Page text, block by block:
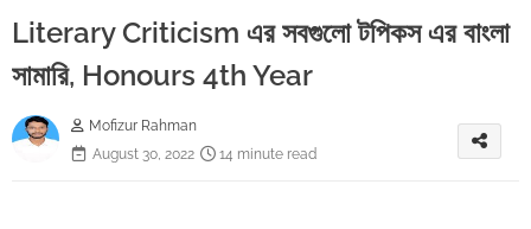
Literary Criticism এর সবগুলো টপিকস এর বাংলা
সামারি, Honours 4th Year
Mofizur Rahman
August 30, 2022
14 minute read